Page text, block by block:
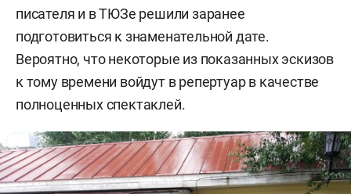
писателя и в ТЮЗе решили заранее
подготовиться к знаменательной дате.
Вероятно, что некоторые из показанных эскизов
к тому времени войдут в репертуар в качестве
полноценных спектаклей.